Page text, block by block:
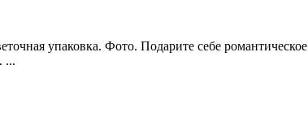
упаковка. Фото. Подарите себе романтическое
...